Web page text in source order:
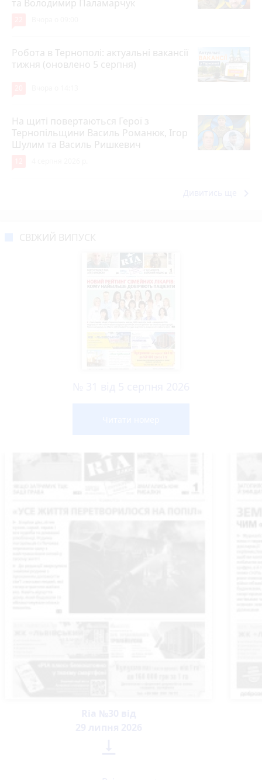
та Володимир Паламарчук
Робота в Тернополі: актуальні вакансії
тижня (оновлено 5 серпня)
На щиті повертаються Герої з
Тернопільщини Василь Романюк, Ігор
Шулим та Василь Ришкевич